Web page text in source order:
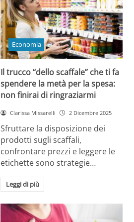
Economia
Il trucco “dello scaffale” che ti fa
spendere la metà per la spesa:
non finirai di ringraziarmi
Clarissa Missarelli 2 Dicembre 2025
Sfruttare la disposizione dei
prodotti sugli scaffali,
confrontare prezzi e leggere le
etichette sono strategie…
Leggi di più